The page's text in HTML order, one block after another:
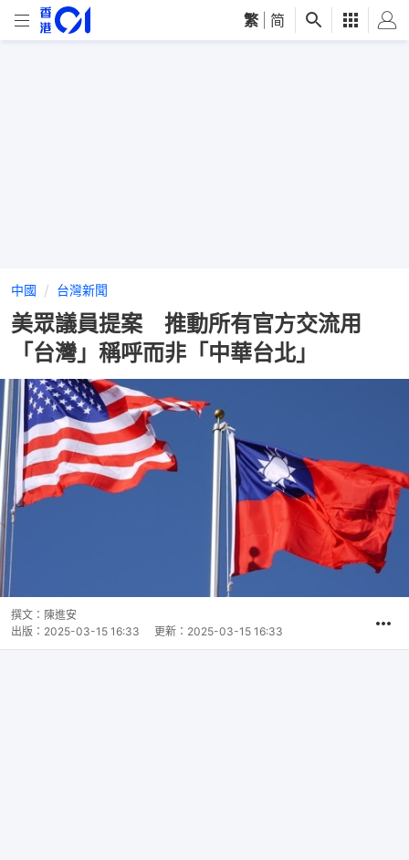
繁 简
中國 台灣新聞
美眾議員提案 推動所有官方交流用
「台灣」稱呼而非「中華台北」
撰文： 陳進安
出版： 2025-03-15 16:33 更新： 2025-03-15 16:33